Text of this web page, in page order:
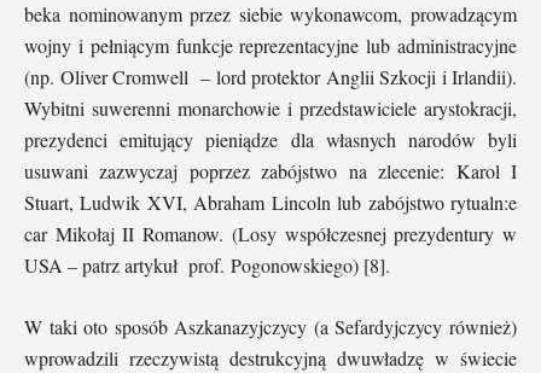
beka nominowanym przez siebie wykonawcom, prowadzącym
wojny i pełniącym funkcje reprezentacyjne lub administracyjne
(np. Oliver Cromwell – lord protektor Anglii Szkocji i Irlandii).
Wybitni suwerenni monarchowie i przedstawiciele arystokracji,
prezydenci emitujący pieniądze dla własnych narodów byli
usuwani zazwyczaj poprzez zabójstwo na zlecenie: Karol I
Stuart, Ludwik XVI, Abraham Lincoln lub zabójstwo rytualn:e
car Mikołaj II Romanow. (Losy współczesnej prezydentury w
USA – patrz artykuł prof. Pogonowskiego) [8].
W taki oto sposób Aszkanazyjczycy (a Sefardyjczycy również)
wprowadzili rzeczywistą destrukcyjną dwuwładzę w świecie